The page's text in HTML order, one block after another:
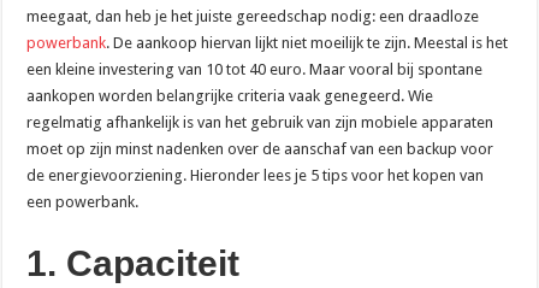
meegaat, dan heb je het juiste gereedschap nodig: een draadloze
powerbank. De aankoop hiervan lijkt niet moeilijk te zijn. Meestal is het
een kleine investering van 10 tot 40 euro. Maar vooral bij spontane
aankopen worden belangrijke criteria vaak genegeerd. Wie
regelmatig afhankelijk is van het gebruik van zijn mobiele apparaten
moet op zijn minst nadenken over de aanschaf van een backup voor
de energievoorziening. Hieronder lees je 5 tips voor het kopen van
een powerbank.
1. Capaciteit